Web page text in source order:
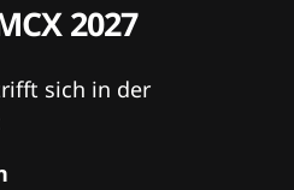
2027
sich in der